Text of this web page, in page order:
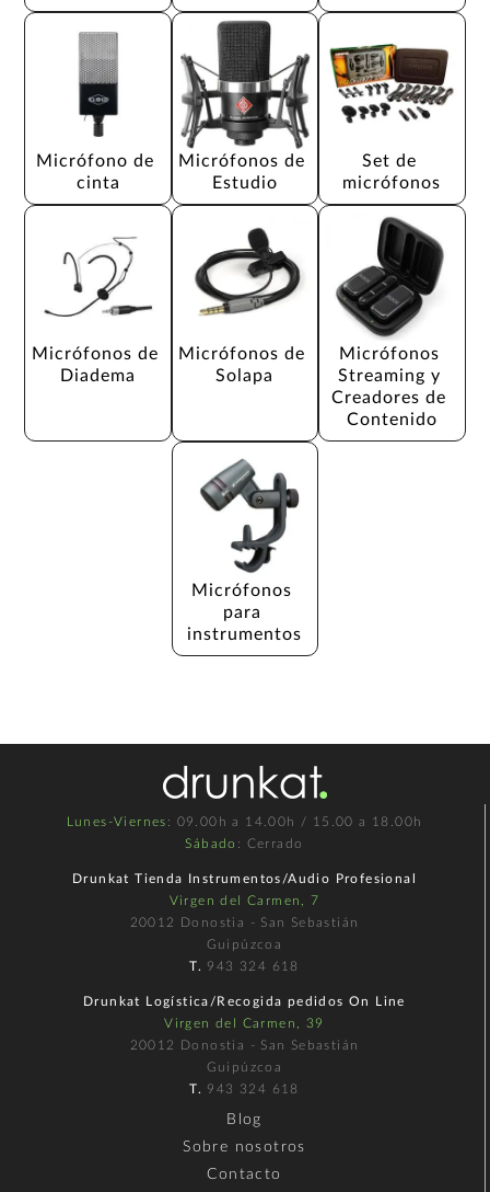
Micrófono de
cinta
Micrófonos de
Estudio
Set de
micrófonos
Micrófonos de
Diadema
Micrófonos de
Solapa
Micrófonos
Streaming y
Creadores de
Contenido
Micrófonos
para
instrumentos
Lunes-Viernes : 09.00h a 14.00h / 15.00 a 18.00h
Sábado : Cerrado
Drunkat Tienda Instrumentos/Audio Profesional
Virgen del Carmen, 7
20012 Donostia - San Sebastián
Guipúzcoa
T. 943 324 618
Drunkat Logística/Recogida pedidos On Line
Virgen del Carmen, 39
20012 Donostia - San Sebastián
Guipúzcoa
T. 943 324 618
Blog
Sobre nosotros
Contacto